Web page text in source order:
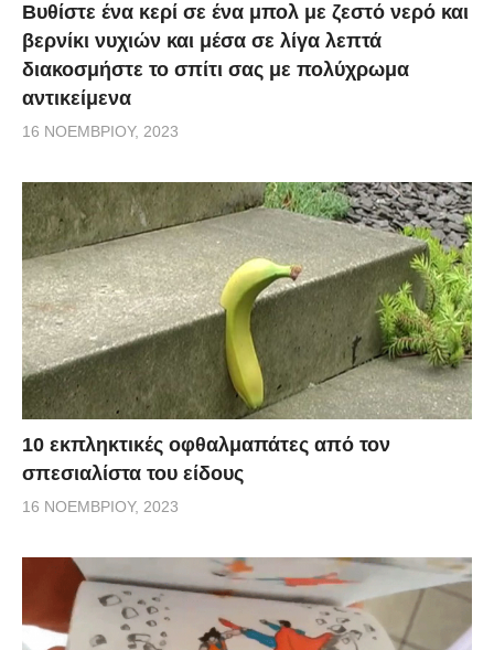
Βυθίστε ένα κερί σε ένα μπολ με ζεστό νερό και
βερνίκι νυχιών και μέσα σε λίγα λεπτά
διακοσμήστε το σπίτι σας με πολύχρωμα
αντικείμενα
16 ΝΟΕΜΒΡΊΟΥ, 2023
10 εκπληκτικές οφθαλμαπάτες από τον
σπεσιαλίστα του είδους
16 ΝΟΕΜΒΡΊΟΥ, 2023